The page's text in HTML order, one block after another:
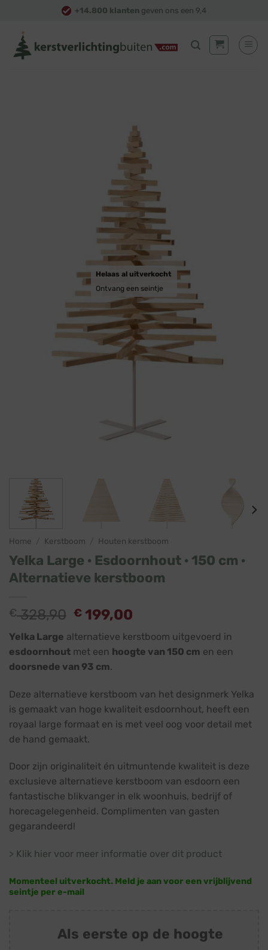
content
+14.800 klanten geven ons een 9,4
Helaas al uitverkocht
Ontvang een seintje
Home Kerstboom Houten kerstboom
Yelka Large · Esdoornhout · 150 cm ·
Alternatieve kerstboom
€328,90 Oorspronkelijke
was:
€ 328,90.
€ 199,00
is:
€ 199,00.
Yelka Large alternatieve kerstboom uitgevoerd in
esdoornhout met een hoogte van 150 cm en een
doorsnede van 93 cm.
Deze alternatieve kerstboom van het designmerk Yelka
is gemaakt van hoge kwaliteit esdoornhout, heeft een
royaal large formaat en is met veel oog voor detail met
de hand gemaakt.
Door zijn originaliteit én uitmuntende kwaliteit is deze
exclusieve alternatieve kerstboom van esdoorn een
fantastische blikvanger in elk woonhuis, bedrijf of
horecagelegenheid. Complimenten van gasten
gegarandeerd!
> Klik hier voor meer informatie over dit product
Momenteel uitverkocht. Meld je aan voor een vrijblijvend
seintje per e-mail
Als eerste op de hoogte